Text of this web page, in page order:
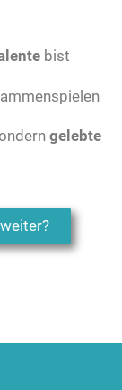
bist
gelebte